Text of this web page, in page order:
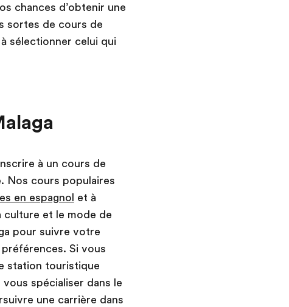
chances d’obtenir une
sortes de cours de
sélectionner celui qui
à un cours de
Nos cours populaires
en espagnol et à
culture et le mode de
pour suivre votre
Si vous
station touristique
spécialiser dans le
une carrière dans